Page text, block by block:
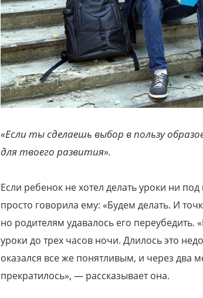
«Если ты сделаешь выбор в пользу
для твоего развития».
Если ребенок не хотел делать уроки ни
просто говорила ему: «Будем делать. И
но родителям удавалось его переубедить.
уроки до трех часов ночи. Длилось это
оказался все же понятливым, и через два
прекратилось», — рассказывает она.